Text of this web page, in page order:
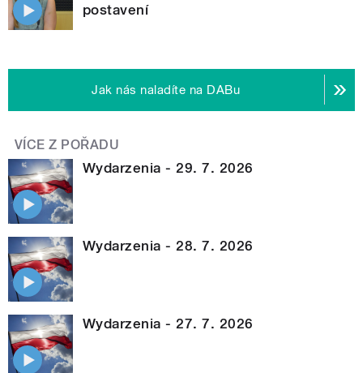
postavení
Jak nás naladíte na DABu
VÍCE Z POŘADU
Wydarzenia - 29. 7. 2026
Wydarzenia - 28. 7. 2026
Wydarzenia - 27. 7. 2026